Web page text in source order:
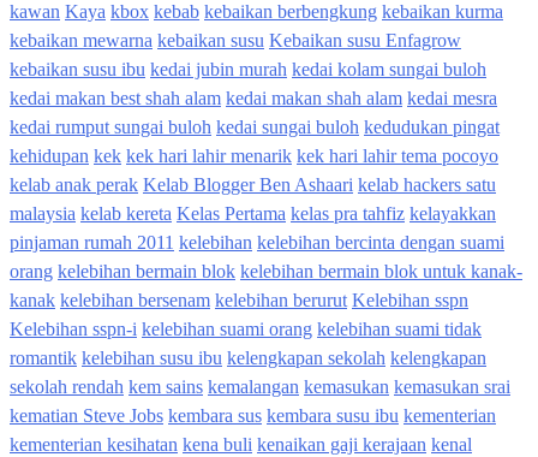
kawan Kaya kbox kebab kebaikan berbengkung kebaikan kurma
kebaikan mewarna kebaikan susu Kebaikan susu Enfagrow
kebaikan susu ibu kedai jubin murah kedai kolam sungai buloh
kedai makan best shah alam kedai makan shah alam kedai mesra
kedai rumput sungai buloh kedai sungai buloh kedudukan pingat
kehidupan kek kek hari lahir menarik kek hari lahir tema pocoyo
kelab anak perak Kelab Blogger Ben Ashaari kelab hackers satu
malaysia kelab kereta Kelas Pertama kelas pra tahfiz kelayakkan
pinjaman rumah 2011 kelebihan kelebihan bercinta dengan suami
orang kelebihan bermain blok kelebihan bermain blok untuk kanak-
kanak kelebihan bersenam kelebihan berurut Kelebihan sspn
Kelebihan sspn-i kelebihan suami orang kelebihan suami tidak
romantik kelebihan susu ibu kelengkapan sekolah kelengkapan
sekolah rendah kem sains kemalangan kemasukan kemasukan srai
kematian Steve Jobs kembara sus kembara susu ibu kementerian
kementerian kesihatan kena buli kenaikan gaji kerajaan kenal